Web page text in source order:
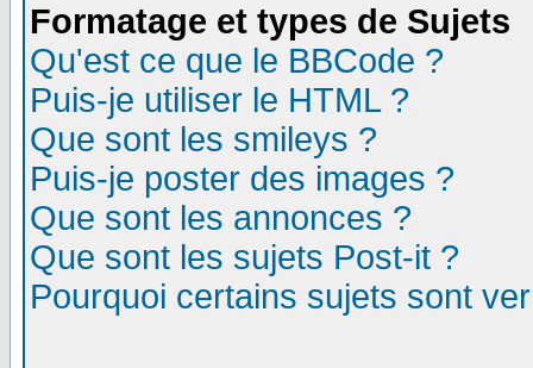
Formatage et types de Sujets
Qu'est ce que le BBCode ?
Puis-je utiliser le HTML ?
Que sont les smileys ?
Puis-je poster des images ?
Que sont les annonces ?
Que sont les sujets Post-it ?
Pourquoi certains sujets sont